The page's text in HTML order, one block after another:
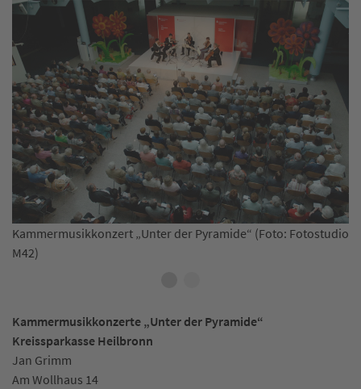
Kammermusikkonzert „Unter der Pyramide“ (Foto: Fotostudio
M42)
Kammermusikkonzerte „Unter der Pyramide“
Kreissparkasse Heilbronn
Jan Grimm
Am Wollhaus 14